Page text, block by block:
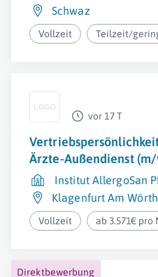
Schwaz
Vollzeit Teilzeit/
vor 17 T
Ärzte-Außendienst
Institut AllergoSan
Klagenfurt Am
Vollzeit ab 3.571€ pro
Direktbewerbung